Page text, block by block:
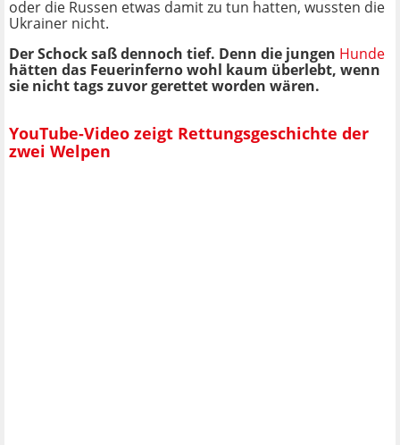
oder die Russen etwas damit zu tun hatten, wussten die
Ukrainer nicht.
Der Schock saß dennoch tief. Denn die jungen Hunde
hätten das Feuerinferno wohl kaum überlebt, wenn
sie nicht tags zuvor gerettet worden wären.
YouTube-Video zeigt Rettungsgeschichte der
zwei Welpen